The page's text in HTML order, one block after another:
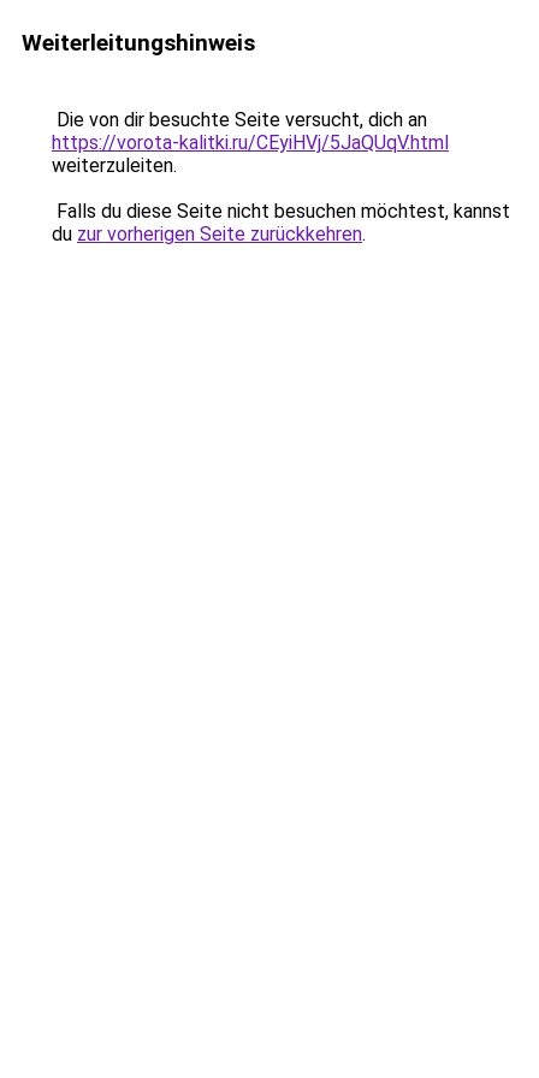
Weiterleitungshinweis
Die von dir besuchte Seite versucht, dich an
https://vorota-kalitki.ru/CEyiHVj/5JaQUqV.html
weiterzuleiten.
Falls du diese Seite nicht besuchen möchtest, kannst
du zur vorherigen Seite zurückkehren.